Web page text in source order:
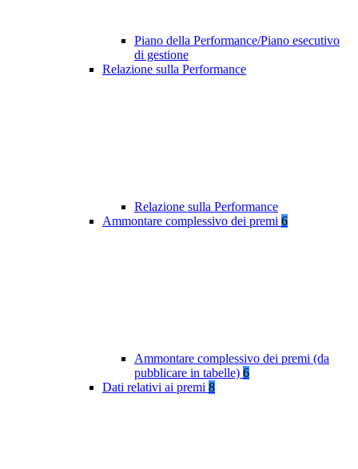
Piano della Performance/Piano esecutivo
di gestione
Relazione sulla Performance
Relazione sulla Performance
Ammontare complessivo dei premi 6
Ammontare complessivo dei premi (da
pubblicare in tabelle) 6
Dati relativi ai premi 8